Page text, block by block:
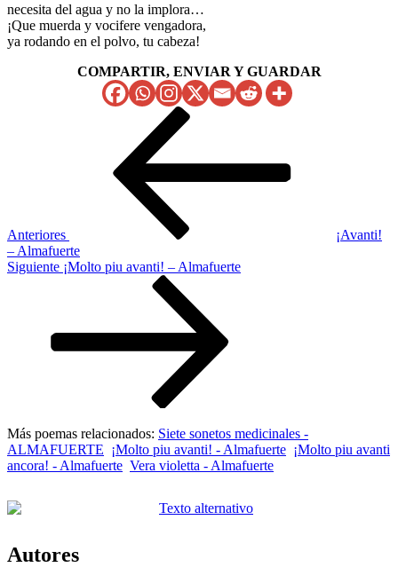
necesita del agua y no la implora…
¡Que muerda y vocifere vengadora,
ya rodando en el polvo, tu cabeza!
COMPARTIR, ENVIAR Y GUARDAR
Anteriores
¡Avanti!
– Almafuerte
Siguiente
Siguiente ¡Molto piu avanti! – Almafuerte
Más poemas relacionados: Siete sonetos medicinales -
ALMAFUERTE ¡Molto piu avanti! - Almafuerte ¡Molto piu avanti
ancora! - Almafuerte Vera violetta - Almafuerte
Autores